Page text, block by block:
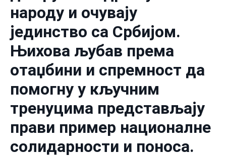
народу и очувају
јединство са Србијом.
Њихова љубав према
отаџбини и спремност да
помогну у кључним
тренуцима представљају
прави пример националне
солидарности и поноса.